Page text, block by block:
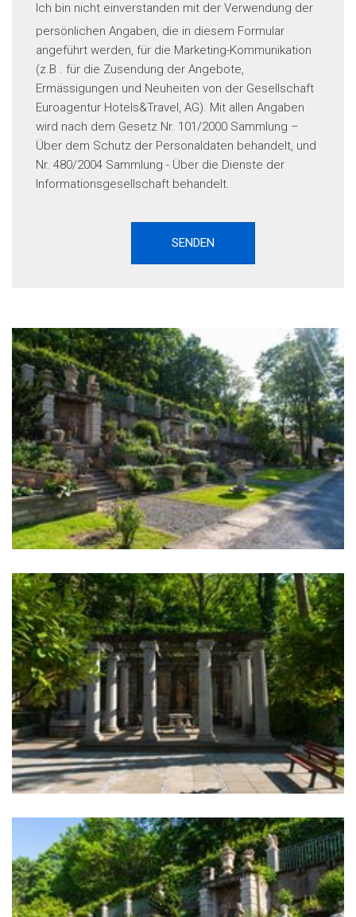
Ich bin nicht einverstanden mit der Verwendung der
persönlichen Angaben, die in diesem Formular
angeführt werden, für die Marketing-Kommunikation
(z.B . für die Zusendung der Angebote,
Ermässigungen und Neuheiten von der Gesellschaft
Euroagentur Hotels&Travel, AG). Mit allen Angaben
wird nach dem Gesetz Nr. 101/2000 Sammlung –
Über dem Schutz der Personaldaten behandelt, und
Nr. 480/2004 Sammlung - Über die Dienste der
Informationsgesellschaft behandelt.